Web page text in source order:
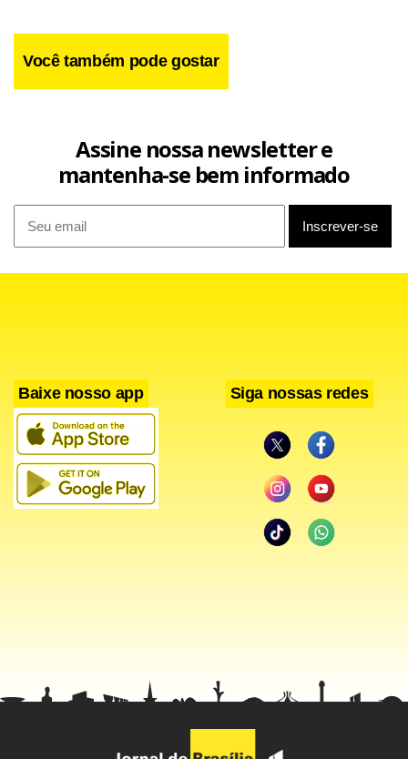
Facebook
WhatsApp
LinkedIn
Twitter
X
Você também pode gostar
Assine nossa newsletter e
mantenha-se bem informado
Baixe nosso app Siga nossas redes